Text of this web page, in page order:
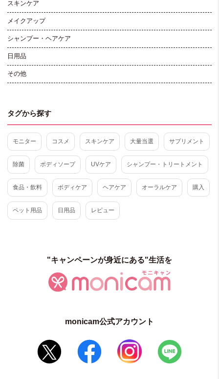
"キャンペーンが身近にある"生活を
monicam公式アカウント
スキンケア
メイクアップ
シャンプー・ヘアケア
日用品
その他
タグから探す
モニター コスメ スキンケア 大量当選 サプリメント
除菌 ボディソープ UVケア シャンプー・トリートメント
食品・飲料 ボディケア ヘアケア オーラルケア 購入
ペット用品 日用品 レビュー